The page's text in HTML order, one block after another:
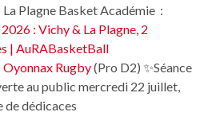
Plagne Basket Académie :
: Vichy & La Plagne, 2
| AuRABasketBall
Oyonnax Rugby(Pro D2) ✨Séance
au public mercredi 22 juillet,
de dédicaces